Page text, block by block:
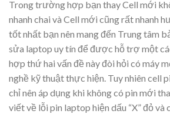
Trong trường hợp bạn thay Cell mới
nhanh chai và Cell mới cũng rất nhanh
tốt nhất bạn nên mang đến Trung tâm
sửa laptop uy tín để được hỗ trợ một
hợp thứ hai vấn đề này đòi hỏi có máy
nghề kỹ thuật thực hiện. Tuy nhiên cell
chỉ nên áp dụng khi không có pin mới
viết về lỗi pin laptop hiện dấu “X” đỏ và